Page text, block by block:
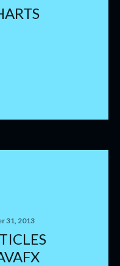
31, 2013